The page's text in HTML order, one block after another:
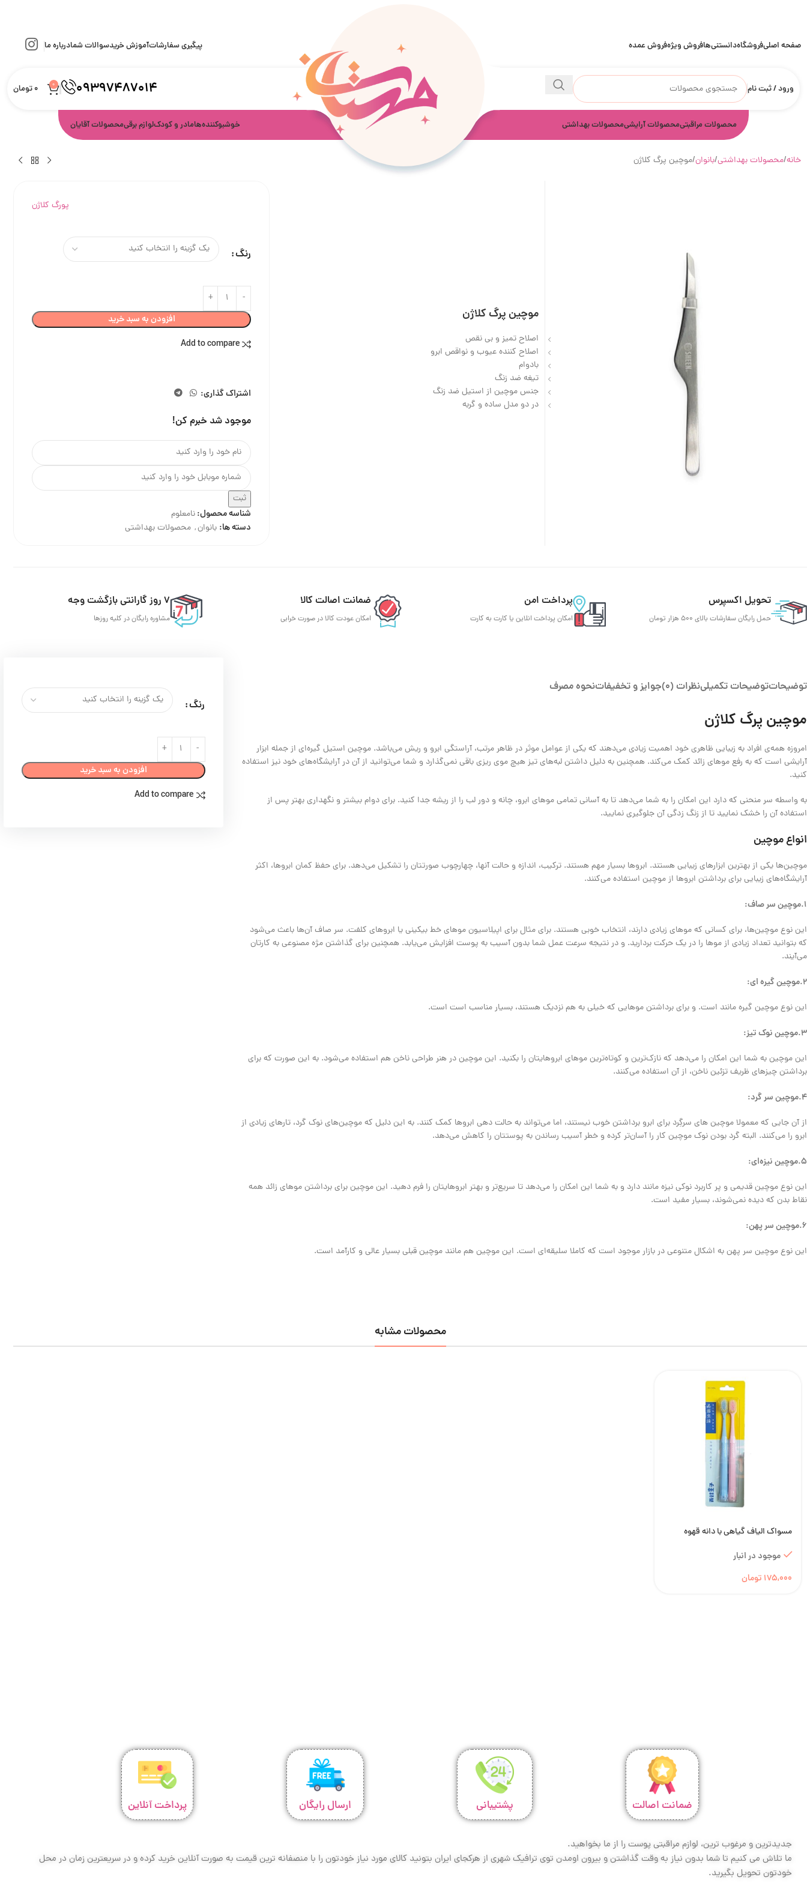
صفحه اصلیفروشگاهدانستنی‌هافروش ویژهفروش عمده پیگیری سفارشاتآموزش خریدسوالات شمادرباره ما
ورود / ثبت نام 09397487014
0
0تومان
محصولات مراقبتیمحصولات آرایشیمحصولات بهداشتی خوشبوکننده‌هامادر و کودکلوازم برقیمحصولات آقایان
خانه محصولات بهداشتی بانوان موچین پرگ کلاژن
موچین پرگ کلاژن
اصلاح تمیز و بی نقص
اصلاح کننده عیوب و نواقص ابرو
بادوام
تیغه ضد زنگ
جنس موچین از استیل ضد زنگ
در دو مدل ساده و گربه
پورگ کلاژن
رنگ
افزودن به سبد خرید
Add to compare
اشتراک گذاری:
موجود شد خبرم کن!
ثبت
شناسه محصول:نامعلوم
دسته ها: بانوان, محصولات بهداشتی
تحویل اکسپرس
حمل رایگان سفارشات بالای 500 هزار تومان
پرداخت امن
امکان پرداخت انلاین یا کارت به کارت
ضمانت اصالت کالا
امکان عودت کالا در صورت خرابی
7 روز گارانتی بازگشت وجه
مشاوره رایگان در کلیه روزها
توضیحاتتوضیحات تکمیلینظرات (0) جوایز و تخفیفاتنحوه مصرف
موچین پرگ کلاژن
امروزه همه‌ی افراد به زیبایی ظاهری خود اهمیت زیادی می‌دهند که یکی از عوامل موثر در ظاهر مرتب، آراستگی ابرو و ریش می‌باشد. موچین استیل گیره‌ای از جمله ابزار
آرایشی است که به رفع موهای زائد کمک می‌کند. همچنین به دلیل داشتن لبه‌های تیز هیچ موی ریزی باقی نمی‌گذارد و شما می‌توانید از آن در آرایشگاه‌های خود نیز استفاده
کنید.
به واسطه سر منحنی که دارد این امکان را به شما می‌دهد تا به آسانی تمامی موهای ابرو، چانه و دور لب را از ریشه جدا کنید. برای دوام بیشتر و نگهداری بهتر پس از
استفاده آن را خشک نمایید تا از زنگ زدگی آن جلوگیری نمایید.
انواع موچین
موچین‌ها یکی از بهترین ابزارهای زیبایی هستند. ابروها بسیار مهم هستند. ترکیب، اندازه و حالت آنها، چهارچوب صورتتان را تشکیل می‌دهد. برای حفظ کمان ابروها، اکثر
آرایشگاه‌های زیبایی برای برداشتن ابروها از موچین استفاده می‌کنند.
۱.موچین سر صاف:
این نوع موچین‌ها، برای کسانی که مو‌های زیادی دارند، انتخاب خوبی هستند. برای مثال برای اپیلاسیون مو‌های خط بیکینی یا ابرو‌های کلفت. سر صاف آن‌ها باعث می‌شود
که بتوانید تعداد زیادی از مو‌ها را در یک حرکت بردارید. و در نتیجه سرعت عمل شما بدون آسیب به پوست افزایش می‌یابد. همچنین برای گذاشتن مژه مصنوعی به کارتان
می‌آیند.
۲.موچین گیره ای:
این نوع موچین گیره مانند است. و برای برداشتن موهایی که خیلی به هم نزدیک هستند، بسیار مناسب است است.
۳.موچین نوک تیز:
این موچین به شما این امکان را می‌دهد که نازک‌ترین و کوتاه‌ترین موهای ابروهایتان را بکنید. این موچین در هنر طراحی ناخن هم استفاده می‌شود. به این صورت که برای
برداشتن چیزهای ظریف تزئین ناخن، از آن استفاده می‌کنند.
۴.موچین سر گرد:
از آن جایی که معمولا موچین های سرگِرد برای ابرو برداشتن خوب نیستند، اما می‌تواند به حالت دهی ابروها کمک کنند. به این دلیل که موچین‌های نوک گرد، تارهای زیادی از
ابرو را می‌کنند. البته گرد بودن نوک موچین کار را آسان‌تر کرده و خطر آسیب رساندن به پوستتان را کاهش می‌دهد.
۵.موچین نیزه‌ای:
این نوع موچین قدیمی و پر کاربرد نوکی نیزه مانند دارد و به شما این امکان را می‌دهد تا سریع‌تر و بهتر ابروهایتان را فرم دهید. این موچین برای برداشتن موهای زائد همه
نقاط بدن که دیده نمی‌شوند، بسیار مفید است.
۶.موچین سر پهن:
این نوع موچین سر پهن به اشکال متنوعی در بازار موجود است که کاملا سلیقه‌ای است. این موچین هم مانند موچین قبلی بسیار عالی و کارآمد است.
رنگ
افزودن به سبد خرید
Add to compare
محصولات مشابه
مسواک الیاف گیاهی با دانه قهوه
موجود در انبار
175,000 تومان
ضمانت اصالت پشتیبانی ارسال رایگان پرداخت آنلاین
جدیدترین و مرغوب ترین، لوازم مراقبتی پوست را از ما بخواهید.
ما تلاش می کنیم تا شما بدون نیاز به وقت گذاشتن و بیرون اومدن توی ترافیک شهری از هرکجای ایران بتونید کالای مورد نیاز خودتون را با منصفانه ترین قیمت به صورت آنلاین خرید کرده و در سریعترین زمان در محل
خودتون تحویل بگیرید.